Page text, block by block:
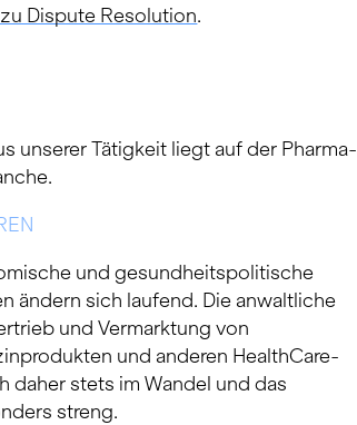
Dispute Resolution.
unserer Tätigkeit liegt auf der Pharma-
und gesundheitspolitische
ändern sich laufend. Die anwaltliche
und Vermarktung von
und anderen HealthCare-
daher stets im Wandel und das
streng.